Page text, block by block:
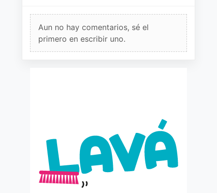
Aun no hay comentarios, sé el
primero en escribir uno.